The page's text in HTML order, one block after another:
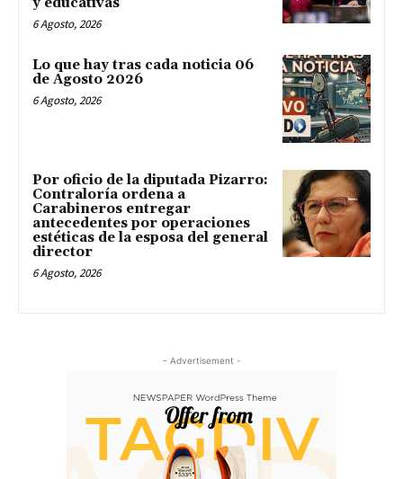
6 Agosto, 2026
Lo que hay tras cada noticia 06
de Agosto 2026
6 Agosto, 2026
Por oficio de la diputada Pizarro:
Contraloría ordena a
Carabineros entregar
antecedentes por operaciones
estéticas de la esposa del general
director
6 Agosto, 2026
- Advertisement -